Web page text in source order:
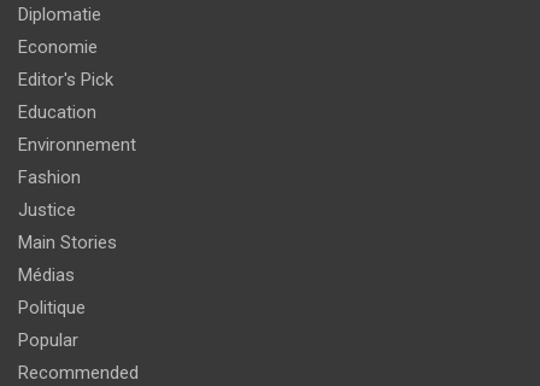
Diplomatie
Economie
Editor's Pick
Education
Environnement
Fashion
Justice
Main Stories
Médias
Politique
Popular
Recommended